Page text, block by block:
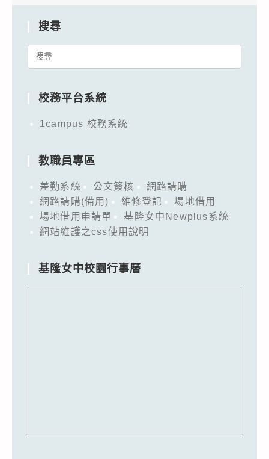
搜尋
Search
校務平台系統
1campus 校務系統
教職員專區
差勤系統 公文簽核
網路請購
網路請購(備用)
維修登記
場地借用
場地借用申請單
基隆女中Newplus系統
網站維護之css使用說明
基隆女中校園行事曆